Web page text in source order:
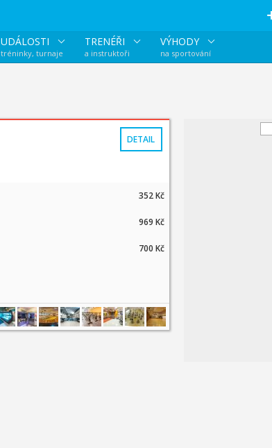
UDÁLOSTI
tréninky, turnaje
TRENÉŘI
a instruktoři
VÝHODY
na sportování
DETAIL
352 Kč
969 Kč
700 Kč